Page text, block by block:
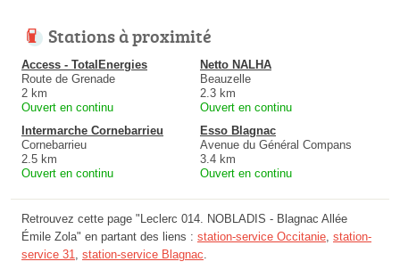
Stations à proximité
Access - TotalEnergies
Route de Grenade
2 km
Ouvert en continu
Netto NALHA
Beauzelle
2.3 km
Ouvert en continu
Intermarche Cornebarrieu
Cornebarrieu
2.5 km
Ouvert en continu
Esso Blagnac
Avenue du Général Compans
3.4 km
Ouvert en continu
Retrouvez cette page "Leclerc 014. NOBLADIS - Blagnac Allée
Émile Zola" en partant des liens : station-service Occitanie, station-
service 31, station-service Blagnac.